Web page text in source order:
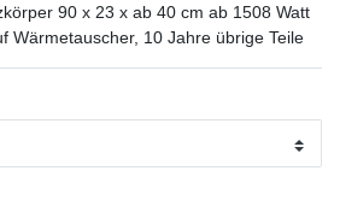
90 x 23 x ab 40 cm ab 1508 Watt
Wärmetauscher, 10 Jahre übrige Teile